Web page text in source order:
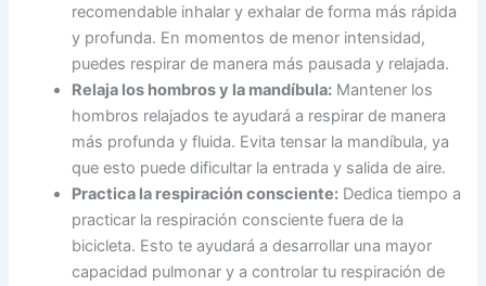
recomendable inhalar y exhalar de forma más rápida
y profunda. En momentos de menor intensidad,
puedes respirar de manera más pausada y relajada.
Relaja los hombros y la mandíbula: Mantener los
hombros relajados te ayudará a respirar de manera
más profunda y fluida. Evita tensar la mandíbula, ya
que esto puede dificultar la entrada y salida de aire.
Practica la respiración consciente: Dedica tiempo a
practicar la respiración consciente fuera de la
bicicleta. Esto te ayudará a desarrollar una mayor
capacidad pulmonar y a controlar tu respiración de